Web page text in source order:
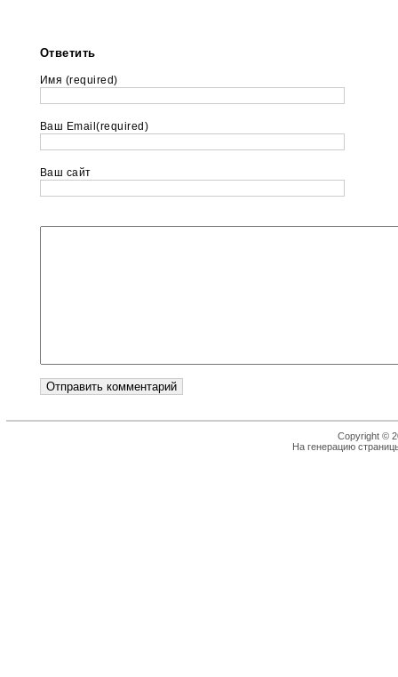
Ответить
Имя (required)
Ваш Email(required)
Ваш сайт
Copyright ©
На генерацию